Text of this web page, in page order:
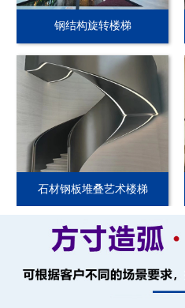
钢结构旋转楼梯
石材钢板堆叠艺术楼梯